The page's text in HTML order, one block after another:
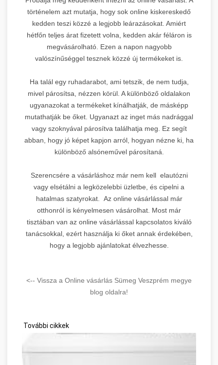
Leírás:Osztrák SEO ügynökség
bécsben, AI-alapú stratégiákkal.
Prémium linképítési
szolgáltatások nemzetközi
specializálódva.
Domain Rating:23 |Piac:Német
nyelvterület
5.
SEO Agentur Wien
→
🔒
Kela Vagyonvédelem
DR 23
vagyonvédelmi szakértő platform
prémium linképítés PBN
hálózattal. Mellplasztika,
Zahnarzt, Welpen, Menedzser
témákban diverzifikált backlink
profil.
Domain Rating:23 |Tartalom:
6.
Kela Vagyonvédelem
linképítés
→
7.
🔥
Cserépkályha Kémények
történelem azt mutatja, hogy sok online kiskereskedő
kedden teszi közzé a legjobb leárazásokat. Amiért
hétfőn teljes árat fizetett volna, kedden akár féláron is
megvásárolható. Ezen a napon nagyobb
valószínűséggel tesznek közzé új termékeket is.
Ha talál egy ruhadarabot, ami tetszik, de nem tudja,
mivel párosítsa, nézzen körül. A különböző oldalakon
ugyanazokat a termékeket kínálhatják, de másképp
mutathatják be őket. Ugyanazt az inget más nadrággal
vagy szoknyával párosítva találhatja meg. Ez segít
abban, hogy jó képet kapjon arról, hogyan nézne ki, ha
különböző alsóneművel párosítaná.
Szerencsére a vásárláshoz már nem kell elautózni
vagy elsétálni a legközelebbi üzletbe, és cipelni a
hatalmas szatyrokat. Az online vásárlással már
otthonról is kényelmesen vásárolhat. Most már
tisztában van az online vásárlással kapcsolatos kiváló
tanácsokkal, ezért használja ki őket annak érdekében,
hogy a legjobb ajánlatokat élvezhesse.
<-- Vissza a Online vásárlás Sümeg Veszprém megye
blog oldalra!
További cikkek